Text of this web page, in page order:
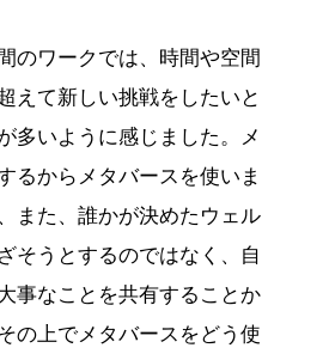
のワークでは、時間や空間
えて新しい挑戦をしたいと
多いように感じました。メ
るからメタバースを使いま
また、誰かが決めたウェル
そうとするのではなく、自
事なことを共有することか
の上でメタバースをどう使